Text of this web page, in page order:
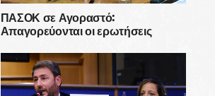
ΠΑΣΟΚ σε Αγοραστό:
Απαγορεύονται οι ερωτήσεις
αρεσκείας σας;